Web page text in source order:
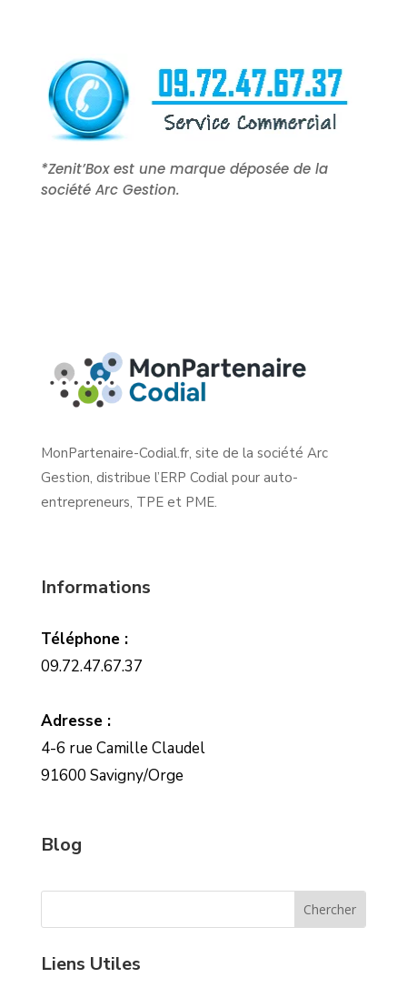
*Zenit’Box est une marque déposée de la
société Arc Gestion.
MonPartenaire-Codial.fr, site de la société Arc
Gestion, distribue l’ERP Codial pour auto-
entrepreneurs, TPE et PME.
Informations
Téléphone :
09.72.47.67.37
Adresse :
4-6 rue Camille Claudel
91600 Savigny/Orge
Blog
Liens Utiles